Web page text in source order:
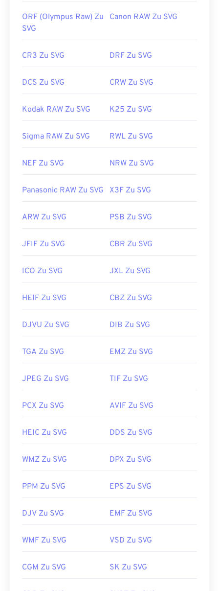
Erstveröffentlichung:4. September 2001
https://www.lifewire.com/svg-file-4120603
ORF (Olympus Raw) Zu
SVG
Canon RAW Zu SVG
CR3 Zu SVG DRF Zu SVG
DCS Zu SVG CRW Zu SVG
Kodak RAW Zu SVG K25 Zu SVG
Sigma RAW Zu SVG RWL Zu SVG
NEF Zu SVG NRW Zu SVG
Panasonic RAW Zu SVG X3F Zu SVG
ARW Zu SVG PSB Zu SVG
JFIF Zu SVG CBR Zu SVG
ICO Zu SVG JXL Zu SVG
HEIF Zu SVG CBZ Zu SVG
DJVU Zu SVG DIB Zu SVG
TGA Zu SVG EMZ Zu SVG
JPEG Zu SVG TIF Zu SVG
PCX Zu SVG AVIF Zu SVG
HEIC Zu SVG DDS Zu SVG
WMZ Zu SVG DPX Zu SVG
PPM Zu SVG EPS Zu SVG
DJV Zu SVG EMF Zu SVG
WMF Zu SVG VSD Zu SVG
CGM Zu SVG SK Zu SVG